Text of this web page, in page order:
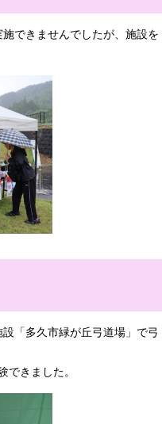
できませんでしたが、施設を
「多久市緑が丘弓道場」で弓
できました。